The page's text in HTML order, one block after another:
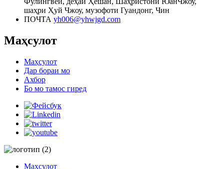
шаҳри Ҳуй Чжоу, музофоти Гуандонг, Чин
ПОЧТА yh006@yhwjgd.com
Маҳсулот
Маҳсулот
Дар бораи мо
Ахбор
Бо мо тамос гиред
Маҳсулот